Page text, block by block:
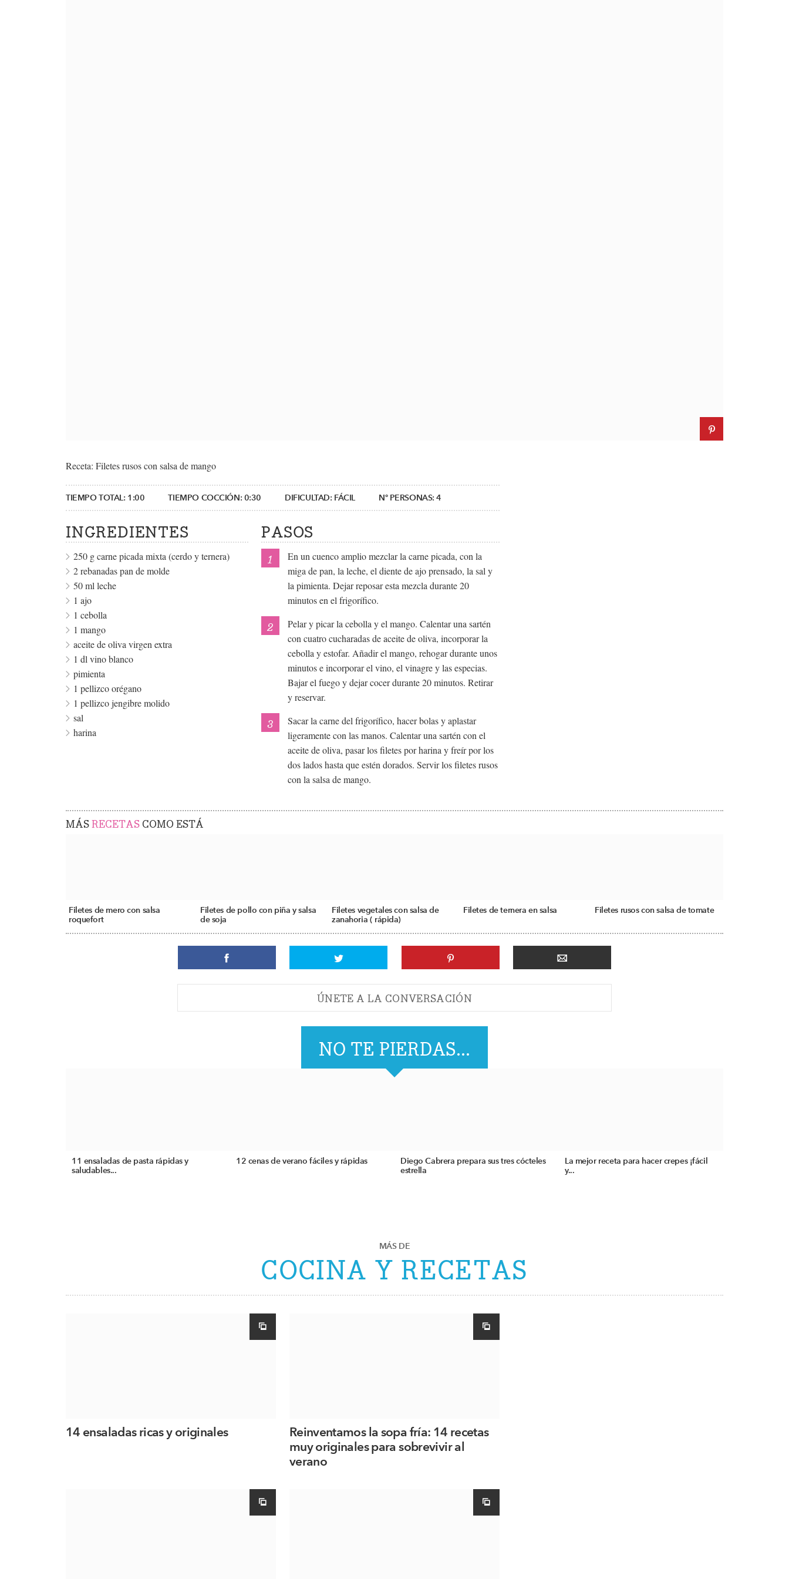
Receta: Filetes rusos con salsa de mango
TIEMPO TOTAL: 1:00 TIEMPO COCCIÓN: 0:30 DIFICULTAD: FÁCIL Nº PERSONAS:4
INGREDIENTES
250 g carne picada mixta (cerdo y ternera)
2 rebanadas pan de molde
50 ml leche
1 ajo
1 cebolla
1 mango
aceite de oliva virgen extra
1 dl vino blanco
pimienta
1 pellizco orégano
1 pellizco jengibre molido
sal
harina
PASOS
En un cuenco amplio mezclar la carne picada, con la
miga de pan, la leche, el diente de ajo prensado, la sal y
la pimienta. Dejar reposar esta mezcla durante 20
minutos en el frigorífico.
Pelar y picar la cebolla y el mango. Calentar una sartén
con cuatro cucharadas de aceite de oliva, incorporar la
cebolla y estofar. Añadir el mango, rehogar durante unos
minutos e incorporar el vino, el vinagre y las especias.
Bajar el fuego y dejar cocer durante 20 minutos. Retirar
y reservar.
Sacar la carne del frigorífico, hacer bolas y aplastar
ligeramente con las manos. Calentar una sartén con el
aceite de oliva, pasar los filetes por harina y freír por los
dos lados hasta que estén dorados. Servir los filetes rusos
con la salsa de mango.
MÁSRECETAS COMO ESTÁ
Filetes de mero con salsa
roquefort
Filetes de pollo con piña y salsa
de soja
Filetes vegetales con salsa de
zanahoria ( rápida)
Filetes de ternera en salsa Filetes rusos con salsa de tomate
ÚNETE A LA CONVERSACIÓN
NO TE PIERDAS...
11 ensaladas de pasta rápidas y
saludables...
12 cenas de verano fáciles y rápidas
Diego Cabrera prepara sus tres cócteles
estrella
La mejor receta para hacer crepes ¡fácil
y...
MÁS DE
COCINA Y RECETAS
14 ensaladas ricas y originales
Reinventamos la sopa fría: 14 recetas
muy originales para sobrevivir al
verano